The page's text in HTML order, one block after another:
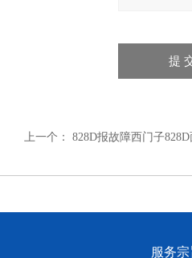
上一个： 828D报故障西门子
服务宗